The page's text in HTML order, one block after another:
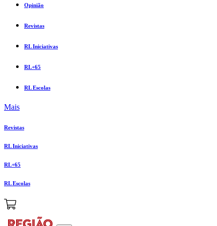
Opinião
Revistas
RL Iniciativas
RL+65
RL Escolas
Mais
Revistas
RL Iniciativas
RL+65
RL Escolas